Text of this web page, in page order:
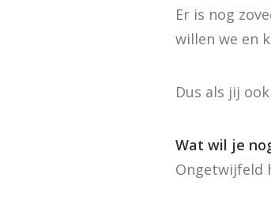
Er is nog
willen we en
Dus als jij
Wat wil je
Ongetwijfeld